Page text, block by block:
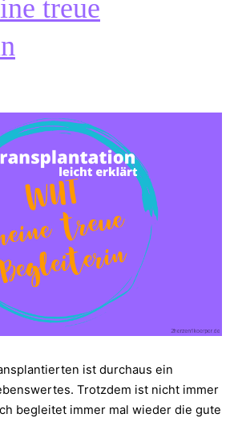
treue
ist durchaus ein
Trotzdem ist nicht immer
begleitet immer mal wieder die gute